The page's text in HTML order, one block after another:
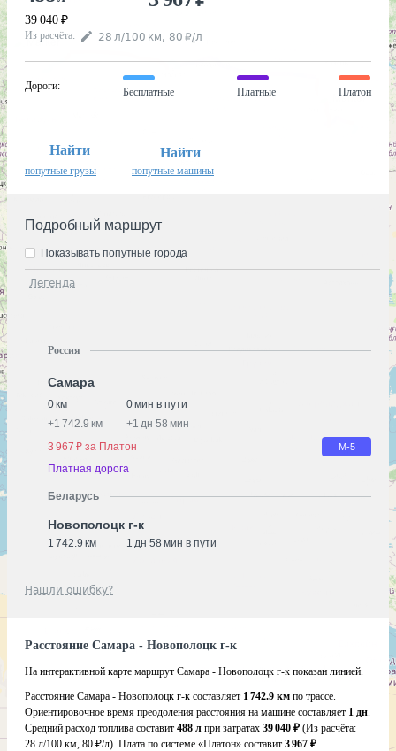
39 040 ₽
Из расчёта: 28 л/100 км, 80 ₽/л
Дороги:
Бесплатные Платные Платон
Найти
попутные грузы
Найти
попутные машины
Подробный маршрут
Легенда
Показывать попутные города
Россия
Самара
0 км
0 мин в пути
+1 742.9 км +1 дн 58 мин
3 967 ₽ за Платон
М-5
Платная дорога
Беларусь
Новополоцк г-к
1 742.9 км 1 дн 58 мин в пути
Нашли ошибку?
Расстояние Самара - Новополоцк г-к
На интерактивной карте маршрут Самара - Новополоцк г-к показан линией.
Расстояние Самара - Новополоцк г-к составляет 1 742.9 км по трассе.
Ориентировочное время преодоления расстояния на машине составляет 1 дн.
Средний расход топлива составит 488 л при затратах 39 040 ₽ (Из расчёта:
28 л/100 км, 80 ₽/л). Плата по системе «Платон» составит 3 967 ₽.